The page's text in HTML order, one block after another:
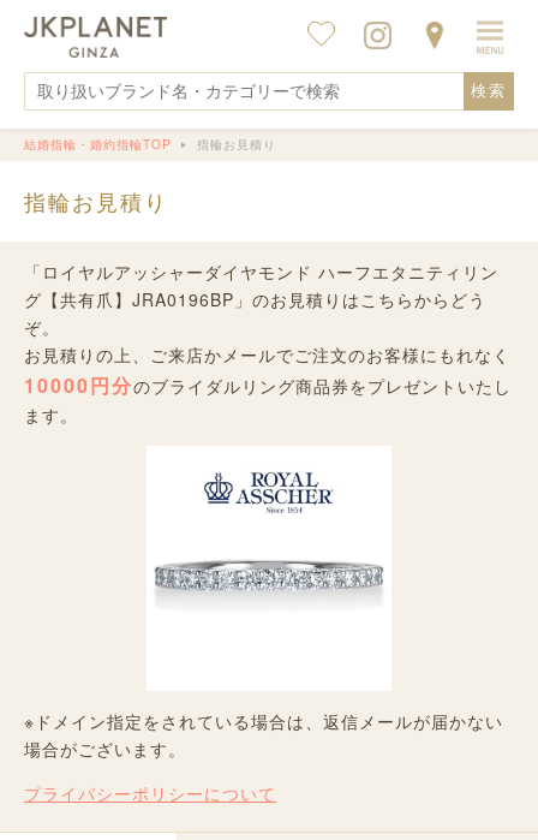
検索
結婚指輪・婚約指輪TOP 指輪お見積り
指輪お見積り
「ロイヤルアッシャーダイヤモンド ハーフエタニティリン
グ【共有爪】JRA0196BP」のお見積りはこちらからどう
ぞ。
お見積りの上、ご来店かメールでご注文のお客様にもれなく
10000円分のブライダルリング商品券をプレゼントいたし
ます。
※ドメイン指定をされている場合は、返信メールが届かない
場合がございます。
プライバシーポリシーについて